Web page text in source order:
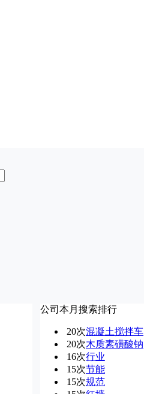
公司本月搜索排行
20次混凝土搅拌车
20次木质素磺酸钠
16次行业
15次节能
15次规范